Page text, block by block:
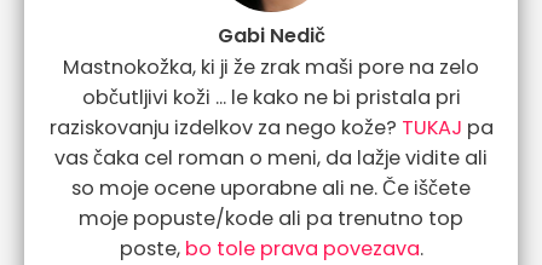
Gabi Nedič
Mastnokožka, ki ji že zrak maši pore na zelo
občutljivi koži ... le kako ne bi pristala pri
raziskovanju izdelkov za nego kože? TUKAJ pa
vas čaka cel roman o meni, da lažje vidite ali
so moje ocene uporabne ali ne. Če iščete
moje popuste/kode ali pa trenutno top
poste, bo tole prava povezava.